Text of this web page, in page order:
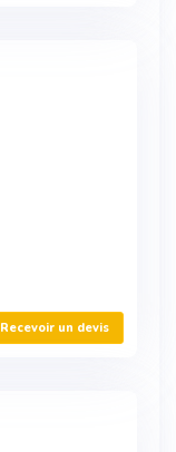
Recevoir un devis